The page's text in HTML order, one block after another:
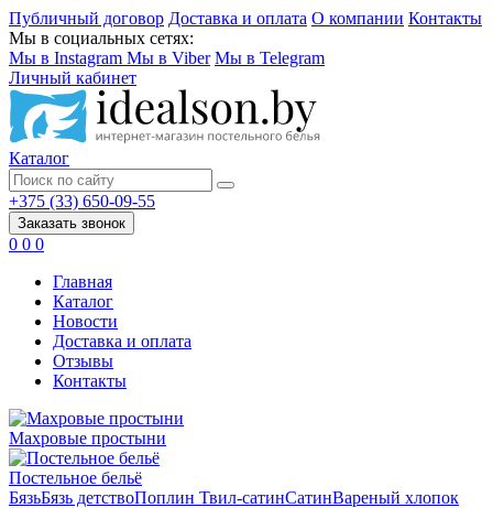
Публичный договор Доставка и оплата О компании Контакты
Мы в социальных сетях:
Мы в Instagram Мы в Viber Мы в Telegram
Личный кабинет
Каталог
+375 (33) 650-09-55
Заказать звонок
0 0 0
Главная
Каталог
Новости
Доставка и оплата
Отзывы
Контакты
Махровые простыни
Постельное бельё
БязьБязь детствоПоплин Твил-сатинСатинВареный хлопок